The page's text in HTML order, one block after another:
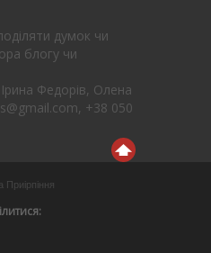
думок чи
блогу чи
Федорів, Олена
+38 050
Приірпіння